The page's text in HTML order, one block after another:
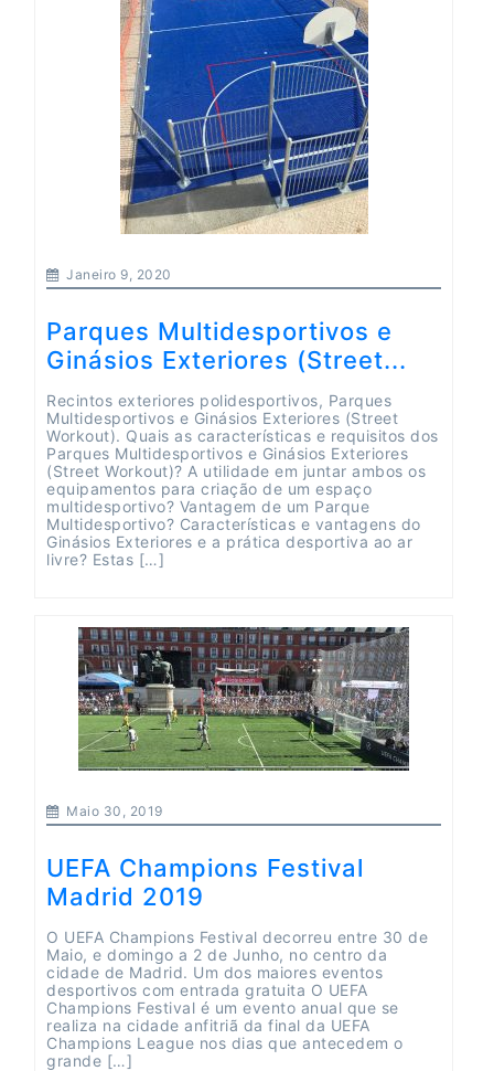
Janeiro 9, 2020
Parques Multidesportivos e
Ginásios Exteriores (Street...
Recintos exteriores polidesportivos, Parques
Multidesportivos e Ginásios Exteriores (Street
Workout). Quais as características e requisitos dos
Parques Multidesportivos e Ginásios Exteriores
(Street Workout)? A utilidade em juntar ambos os
equipamentos para criação de um espaço
multidesportivo? Vantagem de um Parque
Multidesportivo? Características e vantagens do
Ginásios Exteriores e a prática desportiva ao ar
livre? Estas […]
Maio 30, 2019
UEFA Champions Festival
Madrid 2019
O UEFA Champions Festival decorreu entre 30 de
Maio, e domingo a 2 de Junho, no centro da
cidade de Madrid. Um dos maiores eventos
desportivos com entrada gratuita O UEFA
Champions Festival é um evento anual que se
realiza na cidade anfitriã da final da UEFA
Champions League nos dias que antecedem o
grande […]